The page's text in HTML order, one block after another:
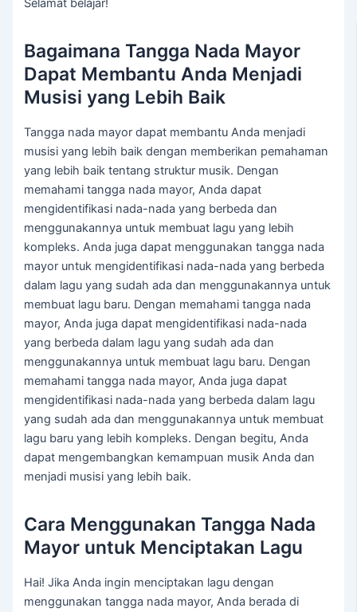
Selamat belajar!
Bagaimana Tangga Nada Mayor
Dapat Membantu Anda Menjadi
Musisi yang Lebih Baik
Tangga nada mayor dapat membantu Anda menjadi
musisi yang lebih baik dengan memberikan pemahaman
yang lebih baik tentang struktur musik. Dengan
memahami tangga nada mayor, Anda dapat
mengidentifikasi nada-nada yang berbeda dan
menggunakannya untuk membuat lagu yang lebih
kompleks. Anda juga dapat menggunakan tangga nada
mayor untuk mengidentifikasi nada-nada yang berbeda
dalam lagu yang sudah ada dan menggunakannya untuk
membuat lagu baru. Dengan memahami tangga nada
mayor, Anda juga dapat mengidentifikasi nada-nada
yang berbeda dalam lagu yang sudah ada dan
menggunakannya untuk membuat lagu baru. Dengan
memahami tangga nada mayor, Anda juga dapat
mengidentifikasi nada-nada yang berbeda dalam lagu
yang sudah ada dan menggunakannya untuk membuat
lagu baru yang lebih kompleks. Dengan begitu, Anda
dapat mengembangkan kemampuan musik Anda dan
menjadi musisi yang lebih baik.
Cara Menggunakan Tangga Nada
Mayor untuk Menciptakan Lagu
Hai! Jika Anda ingin menciptakan lagu dengan
menggunakan tangga nada mayor, Anda berada di